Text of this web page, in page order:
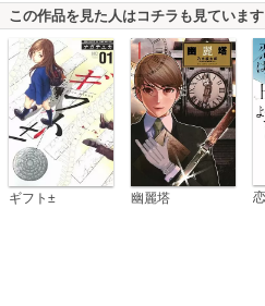
この作品を見た人はコチラも見ています
ギフト± 幽麗塔